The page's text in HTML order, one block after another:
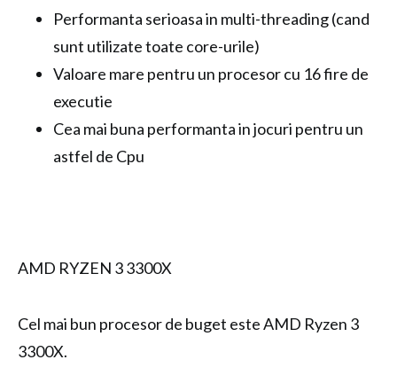
Performanta serioasa in multi-threading (cand
sunt utilizate toate core-urile)
Valoare mare pentru un procesor cu 16 fire de
executie
Cea mai buna performanta in jocuri pentru un
astfel de Cpu
AMD RYZEN 3 3300X
Cel mai bun procesor de buget este AMD Ryzen 3
3300X.